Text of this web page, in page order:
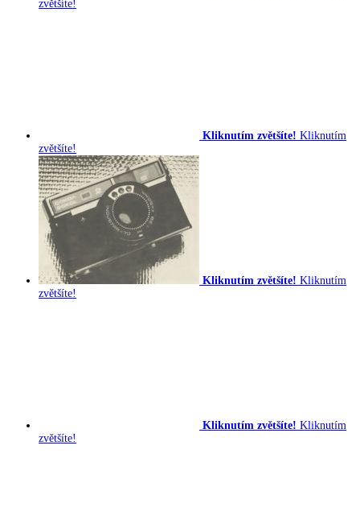
zvětšíte!
Kliknutím zvětšíte! Kliknutím
zvětšíte!
Kliknutím zvětšíte! Kliknutím
zvětšíte!
Kliknutím zvětšíte! Kliknutím
zvětšíte!